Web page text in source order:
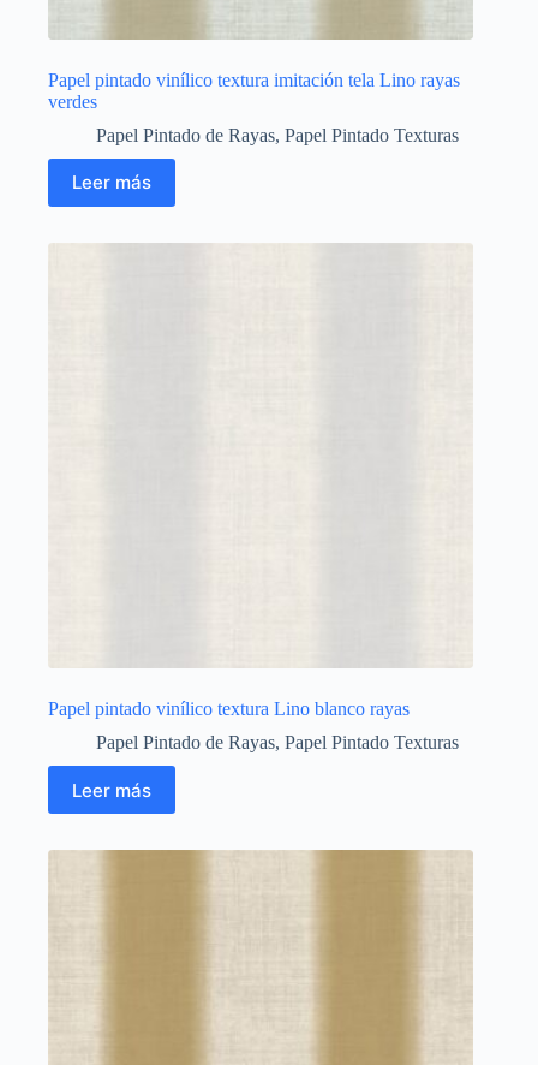
Papel pintado vinílico textura imitación tela Lino rayas
verdes
Papel Pintado de Rayas, Papel Pintado Texturas
Leer más
Papel pintado vinílico textura Lino blanco rayas
Papel Pintado de Rayas, Papel Pintado Texturas
Leer más